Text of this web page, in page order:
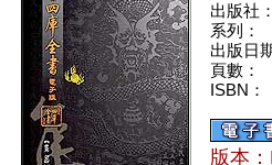
出版社：
系列：
出版日
頁數：
ISBN：
版本